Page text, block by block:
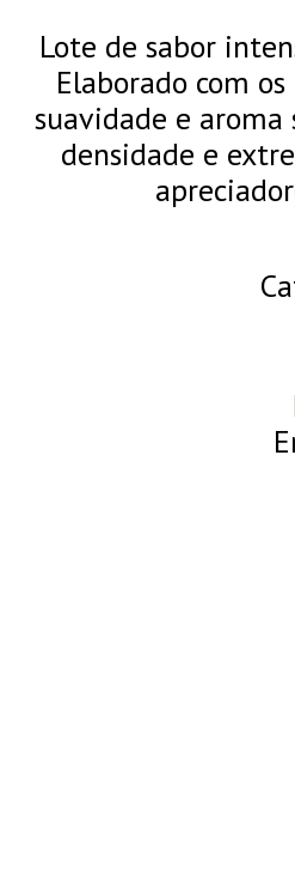
Lote de sabor
Elaborado com
suavidade e aroma
densidade e